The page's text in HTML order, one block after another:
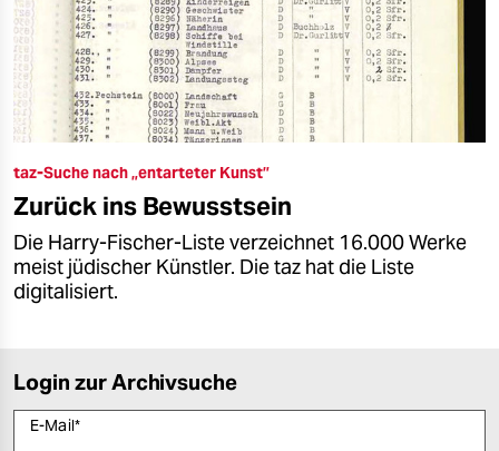
taz-Suche nach „entarteter Kunst”
Zurück ins Bewusstsein
Die Harry-Fischer-Liste verzeichnet 16.000 Werke
meist jüdischer Künstler. Die taz hat die Liste
digitalisiert.
Login zur Archivsuche
E-Mail*